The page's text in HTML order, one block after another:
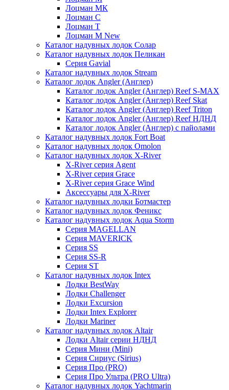
Лоцман МК
Лоцман С
Лоцман Т
Лоцман М New
Каталог надувных лодок Солар
Каталог надувных лодок Пеликан
Серия Gavial
Каталог надувных лодок Stream
Каталог лодок Angler (Англер)
Каталог лодок Angler (Англер) Reef S-MAX
Каталог лодок Angler (Англер) Reef Skat
Каталог лодок Angler (Англер) Reef Triton
Каталог лодок Angler (Англер) Reef НДНД
Каталог лодок Angler (Англер) с пайолами
Каталог надувных лодок Fort Boat
Каталог надувных лодок Omolon
Каталог надувных лодок X-River
X-River серия Agent
X-River серия Grace
X-River серия Grace Wind
Аксессуары для X-River
Каталог надувных лодки Ботмастер
Каталог надувных лодок Феникc
Каталог надувных лодок Aqua Storm
Серия MAGELLAN
Серия MAVERICK
Серия SS
Серия SS-R
Серия ST
Каталог надувных лодок Intex
Лодки BestWay
Лодки Challenger
Лодки Excursion
Лодки Intex Explorer
Лодки Mariner
Каталог надувных лодок Altair
Лодки Altair серии НДНД
Серия Мини (Mini)
Серия Сириус (Sirius)
Серия Про (PRO)
Серия Про Ультра (PRO Ultra)
Каталог надувных лодок Yachtmarin